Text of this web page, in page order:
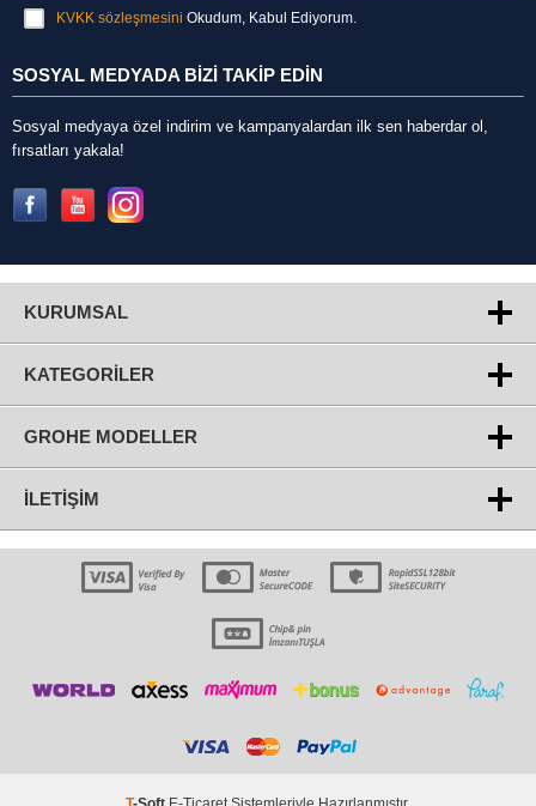
KVKK sözleşmesini Okudum, Kabul Ediyorum.
SOSYAL MEDYADA BİZİ TAKİP EDİN
Sosyal medyaya özel indirim ve kampanyalardan ilk sen haberdar ol,
fırsatları yakala!
KURUMSAL
KATEGORILER
GROHE MODELLER
İLETIŞIM